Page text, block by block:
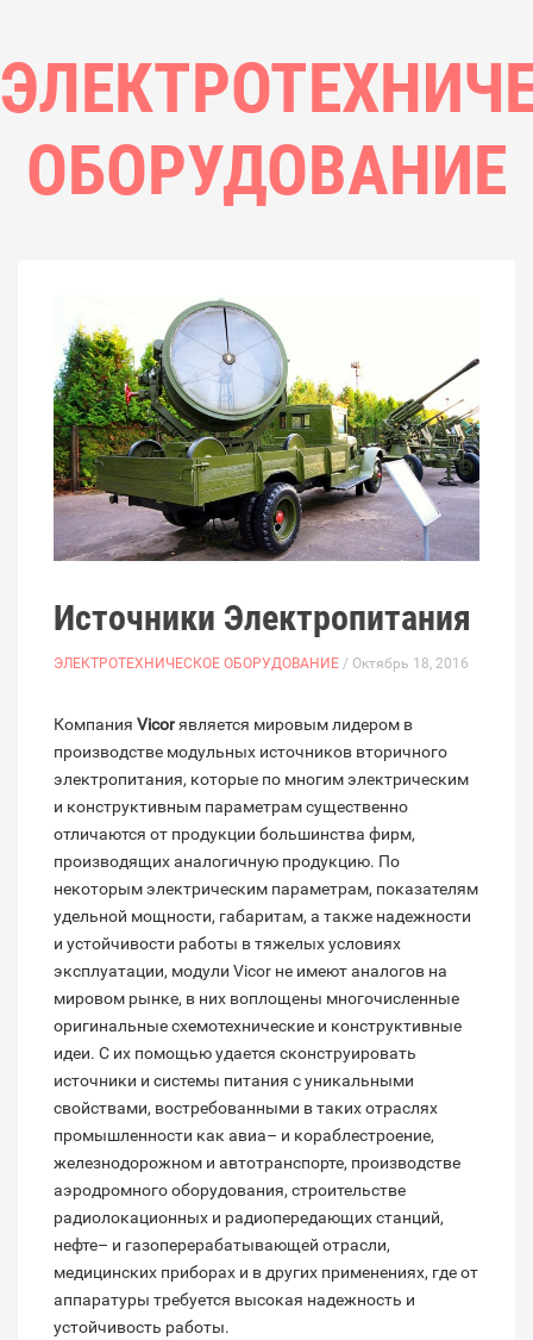
ОБОРУДОВАНИЕ
Источники Электропитания
ЭЛЕКТРОТЕХНИЧЕСКОЕ ОБОРУДОВАНИЕ / Октябрь 18, 2016
Компания Vicorявляется мировым лидером в
производстве модульных источников вторичного
электропитания, которые по многим электрическим
и конструктивным параметрам существенно
отличаются от продукции большинства фирм,
производящих аналогичную продукцию. По
некоторым электрическим параметрам, показателям
удельной мощности, габаритам, а также надежности
и устойчивости работы в тяжелых условиях
эксплуатации, модули Vicor не имеют аналогов на
мировом рынке, в них воплощены многочисленные
оригинальные схемотехнические и конструктивные
идеи. С их помощью удается сконструировать
источники и системы питания с уникальными
свойствами, востребованными в таких отраслях
промышленности как авиа– и кораблестроение,
железнодорожном и автотранспорте, производстве
аэродромного оборудования, строительстве
радиолокационных и радиопередающих станций,
нефте– и газоперерабатывающей отрасли,
медицинских приборах и в других применениях, где от
аппаратуры требуется высокая надежность и
устойчивость работы.